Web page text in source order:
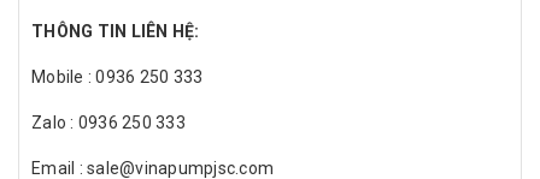
THÔNG TIN LIÊN HỆ:
Mobile : 0936 250 333
Zalo : 0936 250 333
Email : sale@vinapumpjsc.com